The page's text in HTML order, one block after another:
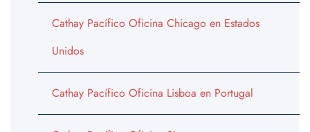
Cathay Pacífico Oficina Chicago en Estados
Unidos
Cathay Pacífico Oficina Lisboa en Portugal